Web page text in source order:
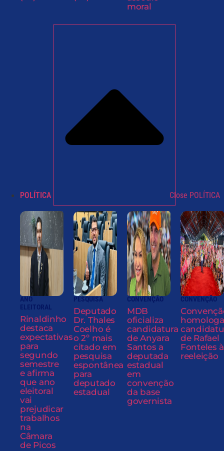
moral
POLÍTICA Close POLÍTICA
ANO
ELEITORAL
Rinaldinho
destaca
expectativas
para
segundo
semestre
e afirma
que ano
eleitoral
vai
prejudicar
trabalhos
na
Câmara
de Picos
PESQUISA
Deputado
Dr. Thales
Coelho é
o 2º mais
citado em
pesquisa
espontânea
para
deputado
estadual
CONVENÇÃO
MDB
oficializa
candidatura
de Anyara
Santos a
deputada
estadual
em
convenção
da base
governista
CONVENÇÃO
homologa
de Rafael
Fonteles à
reeleição